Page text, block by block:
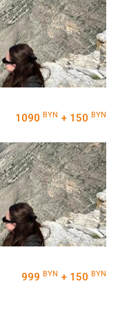
1090 BYN + 150 BYN
999 BYN + 150 BYN